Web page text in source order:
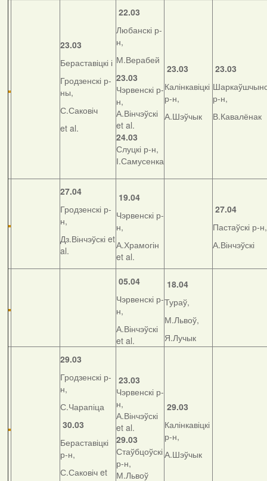
23.03
Бераставіцкі і
Гродзенскі р-
ны,
С.Саковіч
et al.
22.03
Любанскі р-
н,
М.Верабей
23.03
Чэрвенскі р-
н,
А.Вінчэўскі
et al.
24.03
Слуцкі р-н,
І.Самусенка
23.03
Калінкавіцкі
р-н,
А.Шэўчык
23.03
р-н,
В.Кавалёнак
27.04
Гродзенскі р-
н,
Дз.Вінчэўскі et
al.
19.04
Чэрвенскі р-
н,
А.Храмогін
et al.
27.04
Пастаўскі р-н,
А.Вінчэўскі
05.04
Чэрвенскі р-
н,
А.Вінчэўскі
et al.
18.04
Тураў,
М.Львоў,
Я.Лучык
29.03
Гродзенскі р-
н,
С.Чарапіца
30.03
Бераставіцкі
р-н,
С.Саковіч et
23.03
Чэрвенскі р-
н,
А.Вінчэўскі
et al.
29.03
Стаўбцоўскі
р-н,
М.Львоў
29.03
Калінкавіцкі
р-н,
А.Шэўчык